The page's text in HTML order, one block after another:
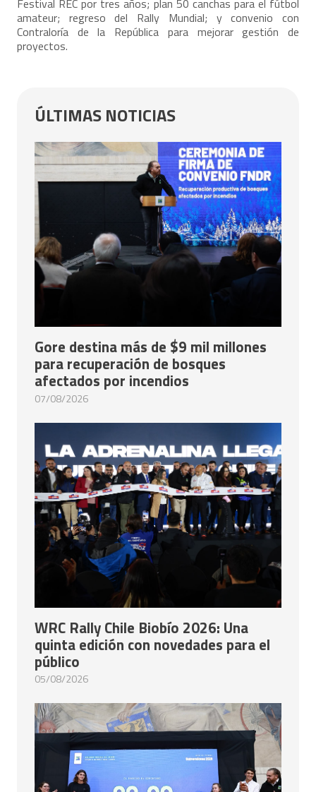
Festival REC por tres años; plan 50 canchas para el fútbol
amateur; regreso del Rally Mundial; y convenio con
Contraloría de la República para mejorar gestión de
proyectos.
ÚLTIMAS NOTICIAS
Gore destina más de $9 mil millones
para recuperación de bosques
afectados por incendios
07/08/2026
WRC Rally Chile Biobío 2026: Una
quinta edición con novedades para el
público
05/08/2026